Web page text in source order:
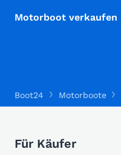
Motorboot verkaufen
Boot24 Motorboote
Für Käufer